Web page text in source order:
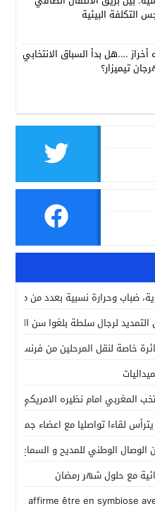
التكلفة البيئية
أخراز ….هل بدأ السباق الانتخابي
تيميزار؟
ضباب وحرارة نسبية بعدد من مدن
لرجال سلطة بلغوا سن التقاعد
خاصة لنقل المرحلين من فرنسا
المغربي امام نظيره الامريكي
لقاءا تواصليا مع اعضاء جماعة
الوطني للمديح و السماع من 25 إلى 30 مارس
مع حلول شهر رمضان
affirme être en symbiose